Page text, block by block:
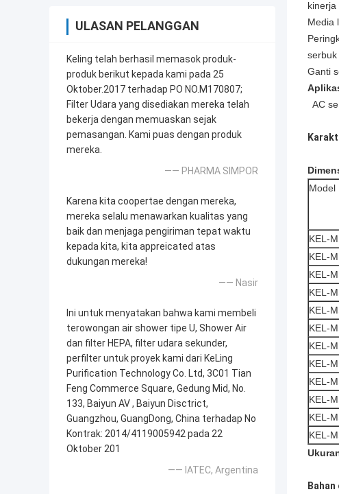
ULASAN PELANGGAN
Keling telah berhasil memasok produk-
produk berikut kepada kami pada 25
Oktober.2017 terhadap PO NO.M170807;
Filter Udara yang disediakan mereka telah
bekerja dengan memuaskan sejak
pemasangan. Kami puas dengan produk
mereka.
—— PHARMA SIMPOR
Karena kita coopertae dengan mereka,
mereka selalu menawarkan kualitas yang
baik dan menjaga pengiriman tepat waktu
kepada kita, kita appreicated atas
dukungan mereka!
—— Nasir
Ini untuk menyatakan bahwa kami membeli
terowongan air shower tipe U, Shower Air
dan filter HEPA, filter udara sekunder,
perfilter untuk proyek kami dari KeLing
Purification Technology Co. Ltd, 3C01 Tian
Feng Commerce Square, Gedung Mid, No.
133, Baiyun AV , Baiyun Disctrict,
Guangzhou, GuangDong, China terhadap No
Kontrak: 2014/4119005942 pada 22
Oktober 201
—— IATEC, Argentina
Media
Ganti
AC
Model
KEL-
KEL-
KEL-
KEL-
KEL-
KEL-
KEL-
KEL-
KEL-
KEL-
KEL-
KEL-